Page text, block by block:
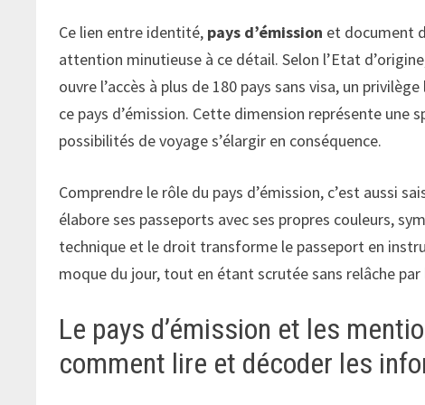
Ce lien entre identité, pays d’émission et document
attention minutieuse à ce détail. Selon l’Etat
ouvre l’accès à plus de 180 pays sans visa, un
ce pays d’émission. Cette dimension représente une
possibilités de voyage s’élargir en conséquence.
Comprendre le rôle du pays d’émission, c’est aussi
élabore ses passeports avec ses propres couleurs,
technique et le droit transforme le passeport en
moque du jour, tout en étant scrutée sans relâche
Le pays d’émission et les
comment lire et décoder les